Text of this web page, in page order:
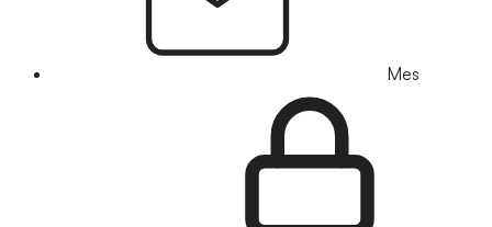
Mes